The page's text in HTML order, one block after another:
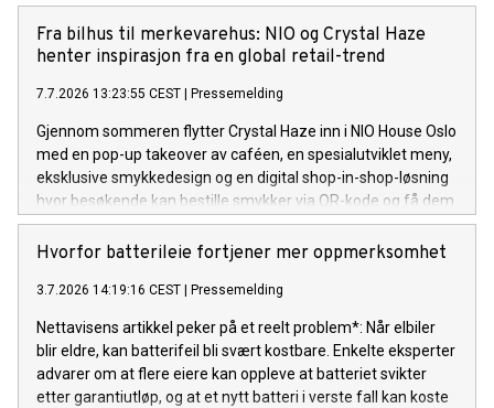
Fra bilhus til merkevarehus: NIO og Crystal Haze
henter inspirasjon fra en global retail-trend
7.7.2026 13:23:55 CEST Pressemelding
Gjennom sommeren flytter Crystal Haze inn i NIO House Oslo
med en pop-up takeover av caféen, en spesialutviklet meny,
eksklusive smykkedesign og en digital shop-in-shop-løsning
hvor besøkende kan bestille smykker via QR-kode og få dem
levert til NIO House Oslo innen én time. Crystal Hazes
ikoniske bjørn vil være et gjennomgående element i
sammen.
Hvorfor batterileie fortjener mer oppmerksomhet
3.7.2026 14:19:16 CEST Pressemelding
Nettavisens artikkel peker på et reelt problem*: Når elbiler
blir eldre, kan batterifeil bli svært kostbare. Enkelte eksperter
advarer om at flere eiere kan oppleve at batteriet svikter
etter garantiutløp, og at et nytt batteri i verste fall kan koste